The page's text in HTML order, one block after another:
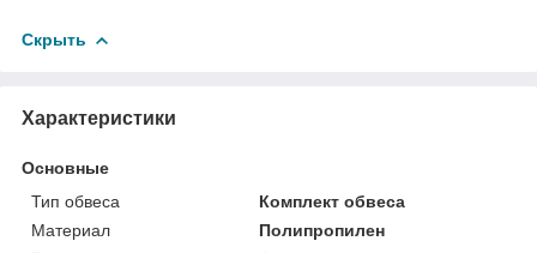
Скрыть
Характеристики
Основные
Тип обвеса
Комплект обвеса
Материал
Полипропилен